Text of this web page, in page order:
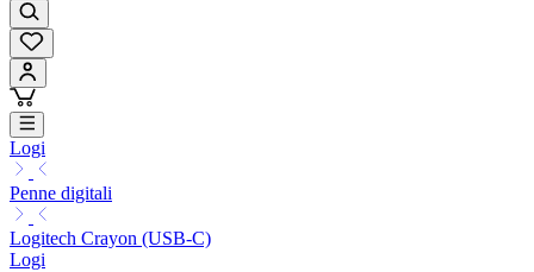
Logi
Penne digitali
Logitech Crayon (USB-C)
Logi